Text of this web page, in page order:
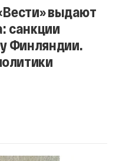
выдают
санкции
Финляндии.